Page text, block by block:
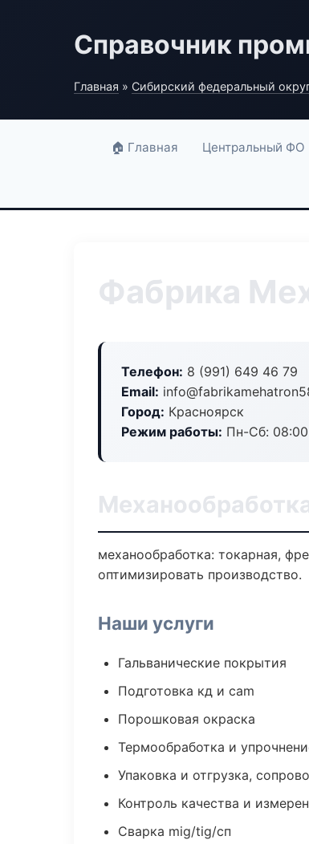
Справочник
Главная » Сибирский федеральный
🏠 Главная Центральный ФО
Фабрика
Телефон: 8 (991) 649 46 79
Email:
Город: Красноярск
Режим работы: Пн-Сб:
механообработка: токарная,
оптимизировать производство.
Наши услуги
Гальванические покрытия
Подготовка кд и cam
Порошковая окраска
Термообработка и
Упаковка и отгрузка,
Контроль качества и
Сварка mig/tig/сп